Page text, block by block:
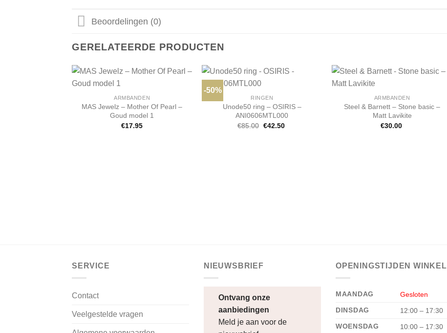
Beoordelingen (0)
GERELATEERDE PRODUCTEN
ARMBANDEN
MAS Jewelz – Mother Of Pearl –
Goud model 1
€17.95
-50%
RINGEN
Unode50 ring – OSIRIS –
ANI0606MTL000
€85.00 Oorspronkelijke
€42.50Huidige
ARMBANDEN
Steel & Barnett – Stone basic –
Matt Lavikite
€30.00
SERVICE
Contact
Veelgestelde vragen
NIEUWSBRIEF
Ontvang onze
aanbiedingen
Meld je aan voor de
OPENINGSTIJDEN WINKEL
MAANDAG
Gesloten
DINSDAG
12:00 – 17:30
WOENSDAG
10:00 – 17:30